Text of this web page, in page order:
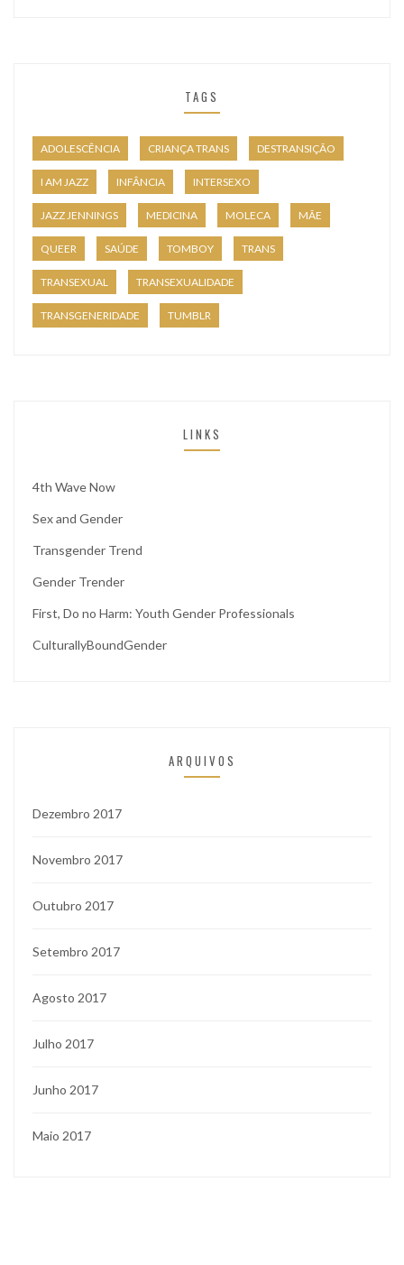
TAGS
ADOLESCÊNCIA CRIANÇA TRANS DESTRANSIÇÃO
I AM JAZZ INFÂNCIA INTERSEXO
JAZZ JENNINGS MEDICINA MOLECA MÃE
QUEER SAÚDE TOMBOY TRANS
TRANSEXUAL TRANSEXUALIDADE
TRANSGENERIDADE TUMBLR
LINKS
4th Wave Now
Sex and Gender
Transgender Trend
Gender Trender
First, Do no Harm: Youth Gender Professionals
CulturallyBoundGender
ARQUIVOS
Dezembro 2017
Novembro 2017
Outubro 2017
Setembro 2017
Agosto 2017
Julho 2017
Junho 2017
Maio 2017